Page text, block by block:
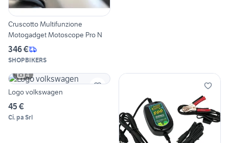
Cruscotto Multifunzione
Motogadget Motoscope Pro N
346 €
SHOPBIKERS
4
Logo volkswagen
45 €
Ci. pa Srl